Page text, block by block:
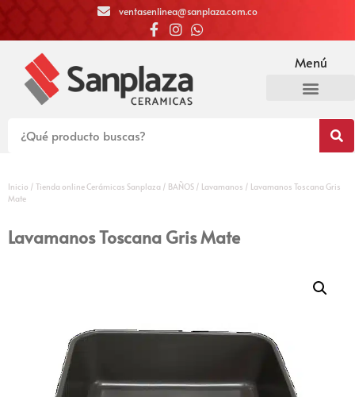
ventasenlinea@sanplaza.com.co
Menú
Inicio / Tienda online Cerámicas Sanplaza / BAÑOS / Lavamanos / Lavamanos Toscana Gris
Mate
Lavamanos Toscana Gris Mate